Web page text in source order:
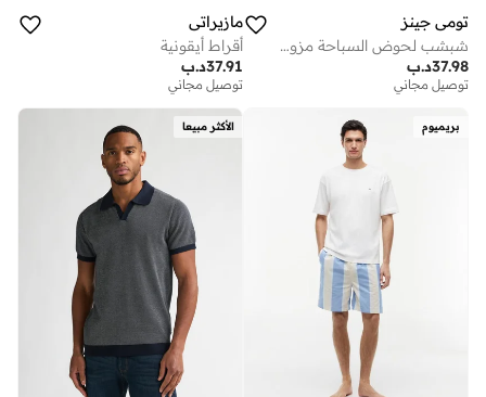
تومي جينز
شبشب لحوض السباحة مزود بحزام يحمل شعار
د.ب37.98
توصيل مجاني
مازيراتي
أقراط أيقونية
د.ب37.91
توصيل مجاني
بريميوم الأكثر مبيعا